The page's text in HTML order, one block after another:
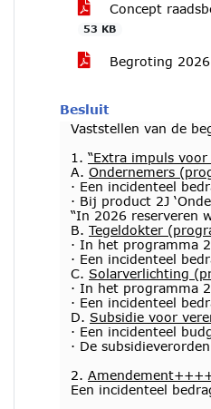
Concept
53 KB
Begroting
Besluit
Vaststellen van de
1. “Extra impuls
A. Ondernemers
· Een incidenteel
· Bij product 2J
“In 2026 reserveren
B. Tegeldokter
· In het programma
· Een incidenteel
C. Solarverlichting
· In het programma
· Een incidenteel
D. Subsidie voor
· Een incidenteel
· De
2.
Een incidenteel